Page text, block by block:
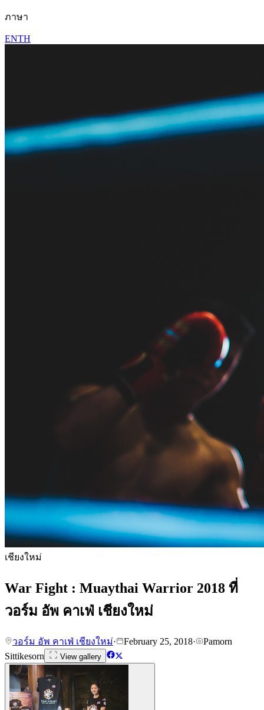
ภาษา
ENTH
เชียงใหม่
War Fight : Muaythai Warrior 2018 ที่
วอร์ม อัพ คาเฟ่ เชียงใหม่
วอร์ม อัพ คาเฟ่ เชียงใหม่· February 25, 2018·
Pamorn
Sittikesorn
View gallery